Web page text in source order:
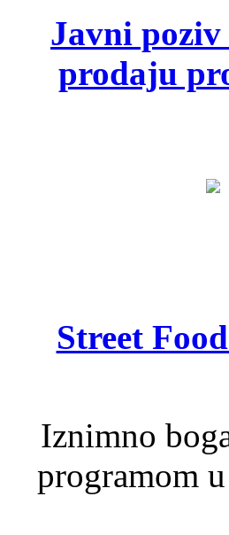
Javni
prodaju
Street
Iznimno
programom